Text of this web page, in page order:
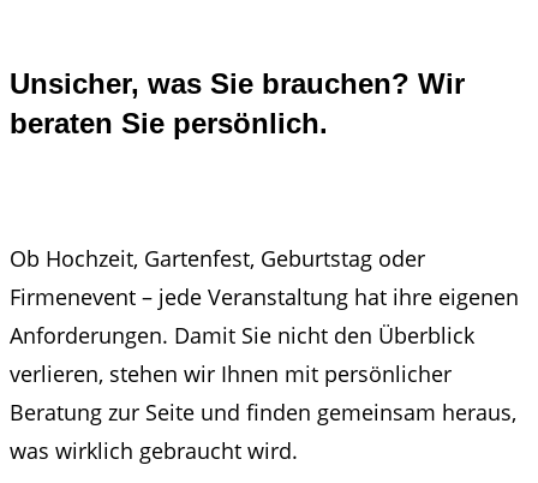
Unsicher, was Sie brauchen? Wir
beraten Sie persönlich.
Ob Hochzeit, Gartenfest, Geburtstag oder
Firmenevent – jede Veranstaltung hat ihre eigenen
Anforderungen. Damit Sie nicht den Überblick
verlieren, stehen wir Ihnen mit persönlicher
Beratung zur Seite und finden gemeinsam heraus,
was wirklich gebraucht wird.